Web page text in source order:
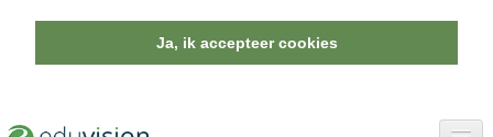
Ja, ik accepteer cookies